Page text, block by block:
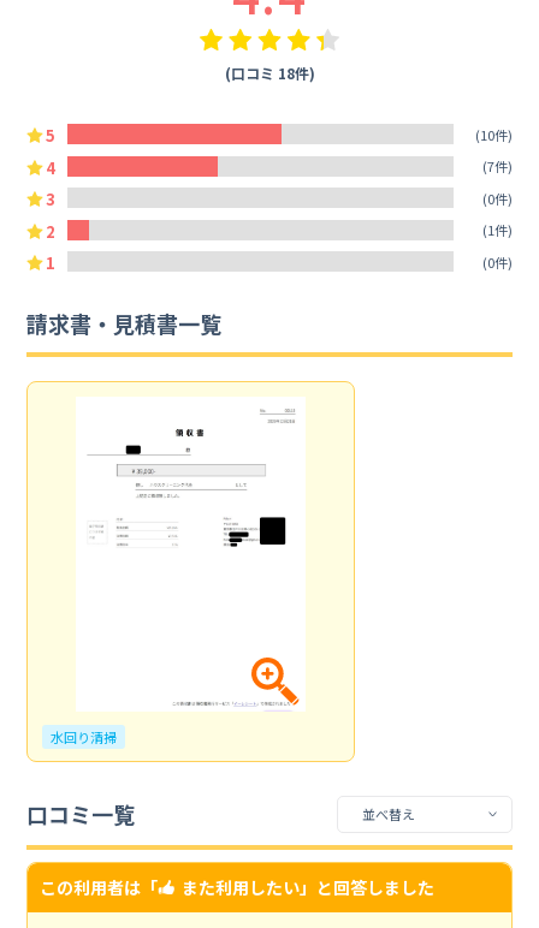
(口コミ 18件)
5 (10件)
4 (7件)
3 (0件)
2 (1件)
1 (0件)
請求書・見積書一覧
水回り清掃
口コミ一覧
この利用者は「 また利用したい」と回答しました